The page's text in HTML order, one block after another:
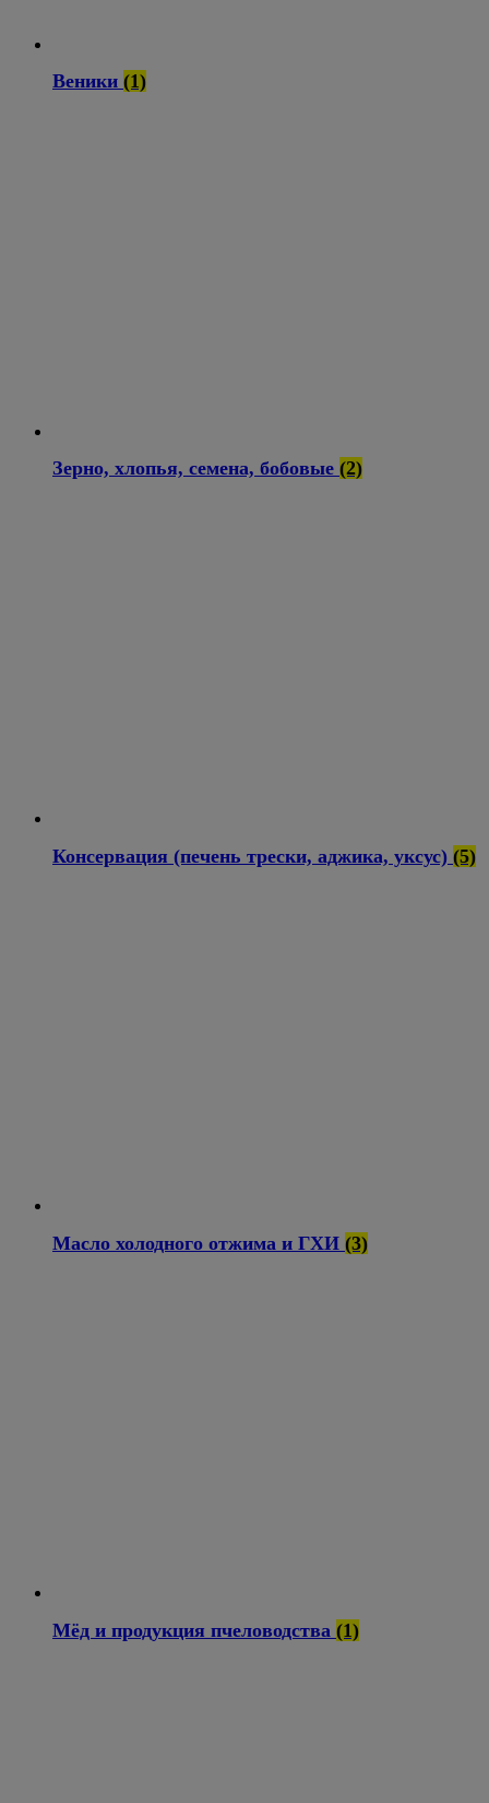
Веники (1)
Зерно, хлопья, семена, бобовые (2)
Консервация (печень трески, аджика, уксус) (5)
Масло холодного отжима и ГХИ (3)
Мёд и продукция пчеловодства (1)